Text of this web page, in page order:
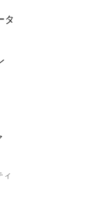
タ
ィ